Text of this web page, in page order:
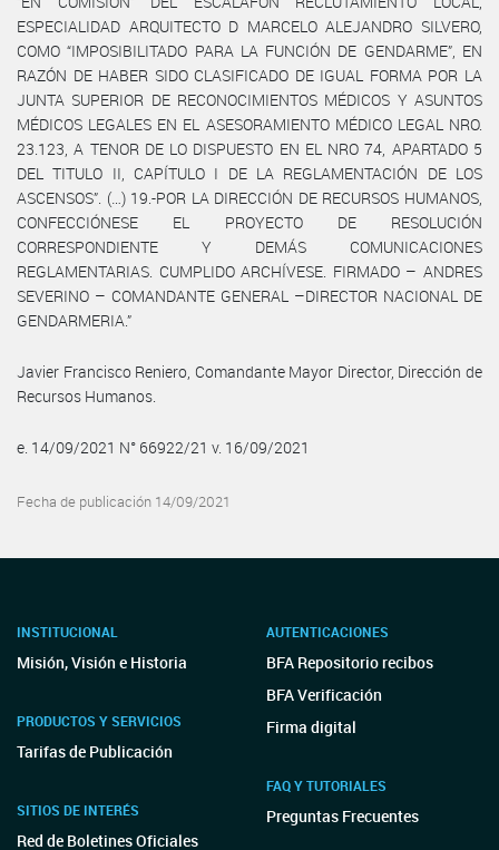
ESPECIALIDAD ARQUITECTO D MARCELO ALEJANDRO SILVERO,
COMO “IMPOSIBILITADO PARA LA FUNCIÓN DE GENDARME”, EN
RAZÓN DE HABER SIDO CLASIFICADO DE IGUAL FORMA POR LA
JUNTA SUPERIOR DE RECONOCIMIENTOS MÉDICOS Y ASUNTOS
MÉDICOS LEGALES EN EL ASESORAMIENTO MÉDICO LEGAL NRO.
23.123, A TENOR DE LO DISPUESTO EN EL NRO 74, APARTADO 5
DEL TITULO II, CAPÍTULO I DE LA REGLAMENTACIÓN DE LOS
ASCENSOS”. (…) 19.-POR LA DIRECCIÓN DE RECURSOS HUMANOS,
CONFECCIÓNESE EL PROYECTO DE RESOLUCIÓN
CORRESPONDIENTE Y DEMÁS COMUNICACIONES
REGLAMENTARIAS. CUMPLIDO ARCHÍVESE. FIRMADO – ANDRES
SEVERINO – COMANDANTE GENERAL –DIRECTOR NACIONAL DE
GENDARMERIA.”
Javier Francisco Reniero, Comandante Mayor Director, Dirección de
Recursos Humanos.
e. 14/09/2021 N° 66922/21 v. 16/09/2021
Fecha de publicación 14/09/2021
INSTITUCIONAL
Misión, Visión e Historia
PRODUCTOS Y SERVICIOS
Tarifas de Publicación
SITIOS DE INTERÉS
Red de Boletines Oficiales
AUTENTICACIONES
BFA Repositorio recibos
BFA Verificación
Firma digital
FAQ Y TUTORIALES
Preguntas Frecuentes